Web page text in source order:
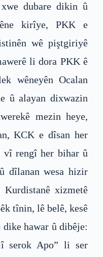
dubare dikin û
kirîye, PKK e
wê piştgiriyê
li dora PKK ê
wêneyên Ocalan
û alayan dixwazin
mezin heye,
KCK e dîsan her
rengî her bihar û
dîlanan wesa hizir
xizmetê
tînin, lê belê, kesê
hawar û dibêje:
serok Apo” li ser